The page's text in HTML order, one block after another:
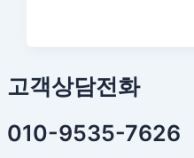
고객상담전화
010-9535-7626